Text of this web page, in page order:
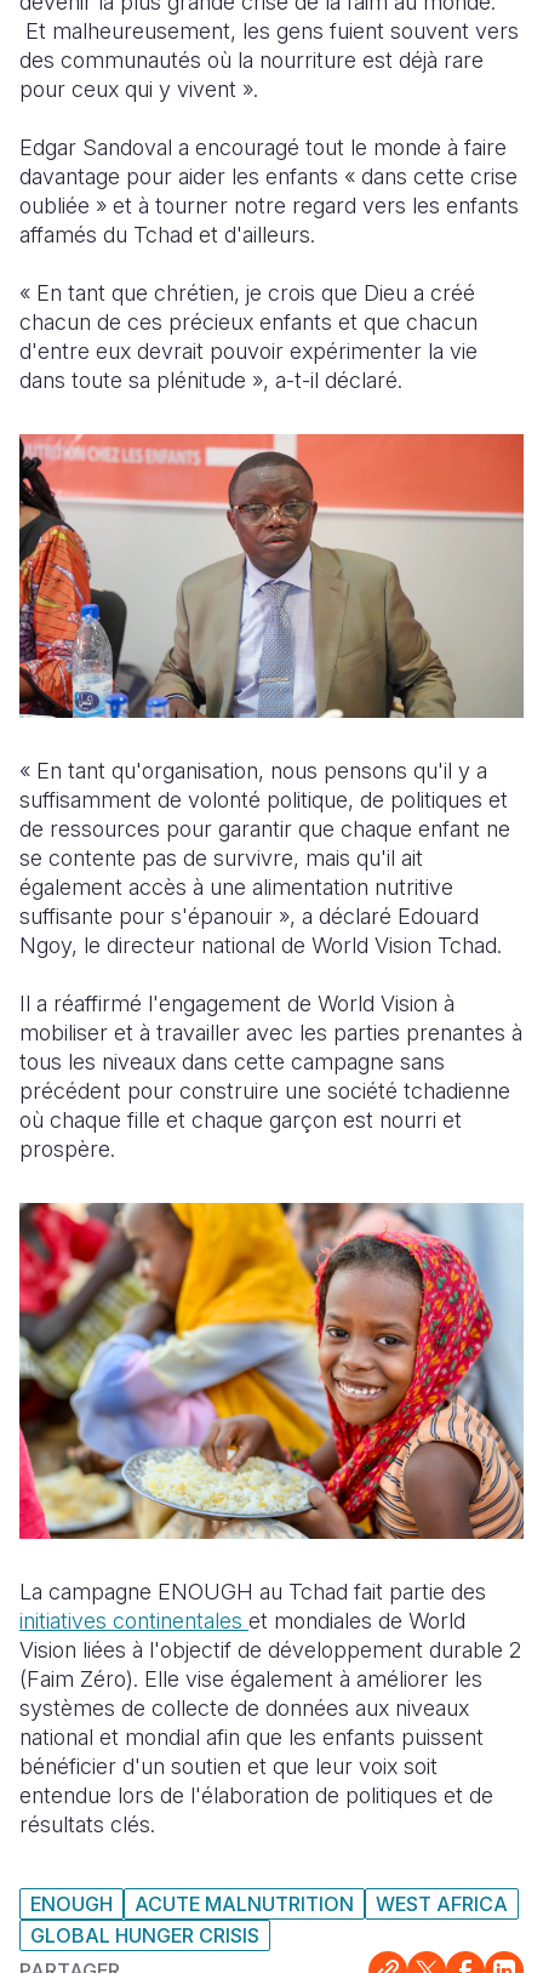
Et malheureusement, les gens fuient souvent vers
des communautés où la nourriture est déjà rare
pour ceux qui y vivent ».
Edgar Sandoval a encouragé tout le monde à faire
davantage pour aider les enfants « dans cette crise
oubliée » et à tourner notre regard vers les enfants
affamés du Tchad et d'ailleurs.
« En tant que chrétien, je crois que Dieu a créé
chacun de ces précieux enfants et que chacun
d'entre eux devrait pouvoir expérimenter la vie
dans toute sa plénitude », a-t-il déclaré.
« En tant qu'organisation, nous pensons qu'il y a
suffisamment de volonté politique, de politiques et
de ressources pour garantir que chaque enfant ne
se contente pas de survivre, mais qu'il ait
également accès à une alimentation nutritive
suffisante pour s'épanouir », a déclaré Edouard
Ngoy, le directeur national de World Vision Tchad.
Il a réaffirmé l'engagement de World Vision à
mobiliser et à travailler avec les parties prenantes à
tous les niveaux dans cette campagne sans
précédent pour construire une société tchadienne
où chaque fille et chaque garçon est nourri et
prospère.
La campagne ENOUGH au Tchad fait partie des
initiatives continentales et mondiales de World
Vision liées à l'objectif de développement durable 2
(Faim Zéro). Elle vise également à améliorer les
systèmes de collecte de données aux niveaux
national et mondial afin que les enfants puissent
bénéficier d'un soutien et que leur voix soit
entendue lors de l'élaboration de politiques et de
résultats clés.
ENOUGH ACUTE MALNUTRITION
WEST AFRICA
GLOBAL HUNGER CRISIS